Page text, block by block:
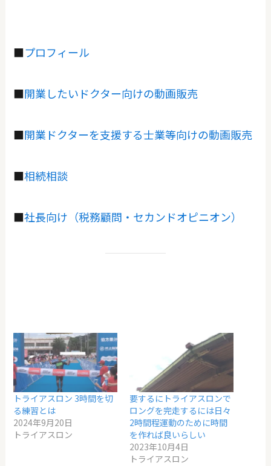
■プロフィール
■開業したいドクター向けの動画販売
■開業ドクターを支援する士業等向けの動画販売
■相続相談
■社長向け（税務顧問・セカンドオピニオン）
トライアスロン 3時間を切
る練習とは
2024年9月20日
トライアスロン
要するにトライアスロンで
ロングを完走するには日々
2時間程運動のために時間
を作れば良いらしい
2023年10月4日
トライアスロン